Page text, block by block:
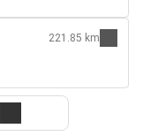
221.85 km